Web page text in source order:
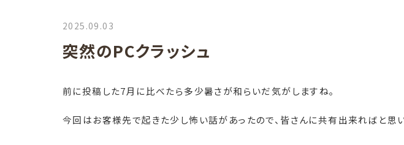
2025.09.03
突然のPCクラッシュ
前に投稿した7月に比べたら多少暑さが和らいだ気がしますね。
今回はお客様先で起きた少し怖い話があったので、皆さんに共有出来ればと思い